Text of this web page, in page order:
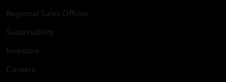
Regional Sales Offices
Sustainability
Investors
Careers